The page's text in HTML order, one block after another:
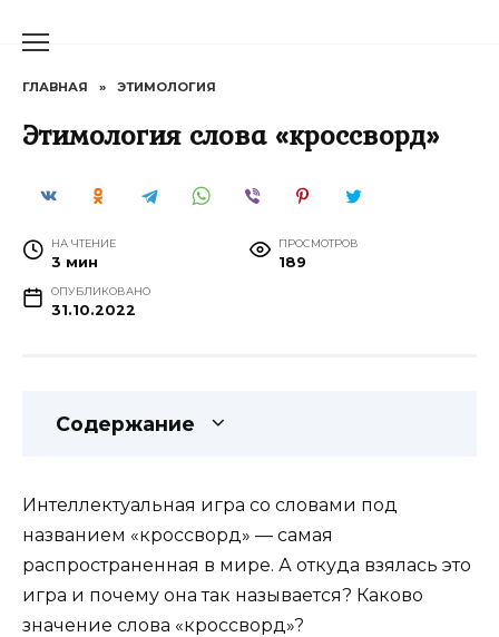
ГЛАВНАЯ » ЭТИМОЛОГИЯ
Этимология слова «кроссворд»
НА ЧТЕНИЕ
3 мин
ПРОСМОТРОВ
189
ОПУБЛИКОВАНО
31.10.2022
Содержание
Интеллектуальная игра со словами под
названием «кроссворд» — самая
распространенная в мире. А откуда взялась это
игра и почему она так называется? Каково
значение слова «кроссворд»?